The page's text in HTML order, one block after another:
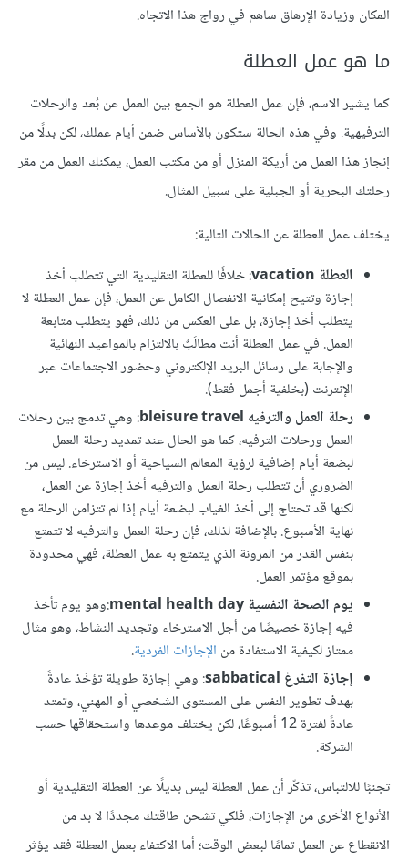
المكان وزيادة الإرهاق ساهم في رواج هذا الاتجاه.
ما هو عمل العطلة
كما يشير الاسم، فإن عمل العطلة هو الجمع بين العمل عن بُعد والرحلات
الترفيهية. وفي هذه الحالة ستكون بالأساس ضمن أيام عملك، لكن بدلًا من
إنجاز هذا العمل من أريكة المنزل أو من مكتب العمل، يمكنك العمل من مقر
رحلتك البحرية أو الجبلية على سبيل المثال.
يختلف عمل العطلة عن الحالات التالية:
العطلة vacation
: خلافًا للعطلة التقليدية التي تتطلب أخذ
إجازة وتتيح إمكانية الانفصال الكامل عن العمل، فإن عمل العطلة لا
يتطلب أخذ إجازة، بل على العكس من ذلك، فهو يتطلب متابعة
العمل. في عمل العطلة أنت مطالَبٌ بالالتزام بالمواعيد النهائية
والإجابة على رسائل البريد الإلكتروني وحضور الاجتماعات عبر
الإنترنت (بخلفية أجمل فقط).
رحلة العمل والترفيه bleisure travel
: وهي تدمج بين رحلات
العمل ورحلات الترفيه، كما هو الحال عند تمديد رحلة العمل
لبضعة أيام إضافية لرؤية المعالم السياحية أو الاسترخاء. ليس من
الضروري أن تتطلب رحلة العمل والترفيه أخذ إجازة عن العمل،
لكنها قد تحتاج إلى أخذ الغياب لبضعة أيام إذا لم تتزامن الرحلة مع
نهاية الأسبوع. بالإضافة لذلك، فإن رحلة العمل والترفيه لا تتمتع
بنفس القدر من المرونة الذي يتمتع به عمل العطلة، فهي محدودة
بموقع مؤتمر العمل.
يوم الصحة النفسية mental health day
:وهو يوم تأخذ
فيه إجازة خصيصًا من أجل الاسترخاء وتجديد النشاط، وهو مثال
ممتاز لكيفية الاستفادة من الإجازات الفردية.
إجازة التفرغ sabbatical
: وهي إجازة طويلة تؤخَذ عادةً
بهدف تطوير النفس على المستوى الشخصي أو المهني، وتمتد
عادةً لفترة 12 أسبوعًا، لكن يختلف موعدها واستحقاقها حسب
الشركة.
تجنبًا للالتباس، تذكّر أن عمل العطلة ليس بديلًا عن العطلة التقليدية أو
الأنواع الأخرى من الإجازات، فلكي تشحن طاقتك مجددًا لا بد من
الانقطاع عن العمل تمامًا لبعض الوقت؛ أما الاكتفاء بعمل العطلة فقد يؤثر